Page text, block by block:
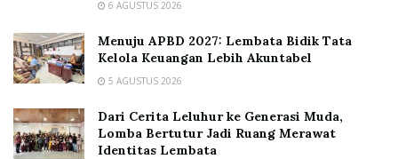
6 AGUSTUS 2026
Menuju APBD 2027: Lembata Bidik Tata
Kelola Keuangan Lebih Akuntabel
5 AGUSTUS 2026
Dari Cerita Leluhur ke Generasi Muda,
Lomba Bertutur Jadi Ruang Merawat
Identitas Lembata